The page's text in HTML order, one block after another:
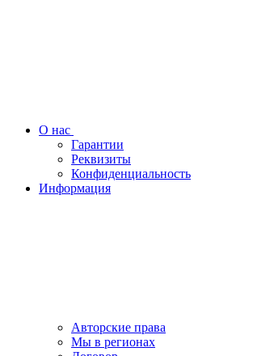
О нас
Гарантии
Реквизиты
Конфиденциальность
Информация
Авторские права
Мы в регионах